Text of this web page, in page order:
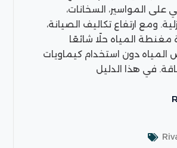
على المواسير، السخانات،
ومع ارتفاع تكاليف الصيانة،
المياه حلًا شائعًا
دون استخدام كيماويات
في هذا الدليل